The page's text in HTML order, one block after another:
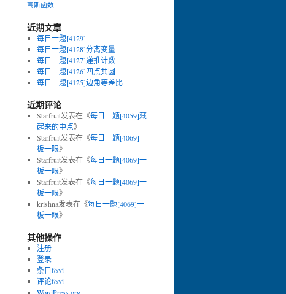
高斯函数
近期文章
每日一题[4129]
每日一题[4128]分离变量
每日一题[4127]递推计数
每日一题[4126]四点共圆
每日一题[4125]边角等差比
近期评论
Starfruit发表在《每日一题[4059]藏
起来的中点》
Starfruit发表在《每日一题[4069]一
板一眼》
Starfruit发表在《每日一题[4069]一
板一眼》
Starfruit发表在《每日一题[4069]一
板一眼》
krishna发表在《每日一题[4069]一
板一眼》
其他操作
注册
登录
条目feed
评论feed